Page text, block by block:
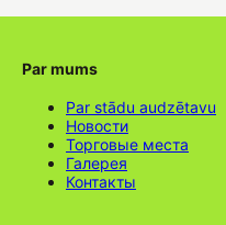
Par mums
Par stādu audzētavu
Новости
Торговые места
Галерея
Контакты